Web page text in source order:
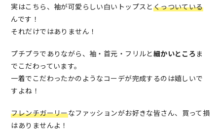
実はこちら、袖が可愛らしい白いトップスとくっついている
んです！
それだけではありません！
プチプラでありながら、袖・首元・フリルと細かいところ ま
でこだわっています。
一着でこだわったかのようなコーデが完成するのは嬉しいで
すよね！
フレンチガーリーなファッションがお好きな皆さん、買って損
はありませんよ！